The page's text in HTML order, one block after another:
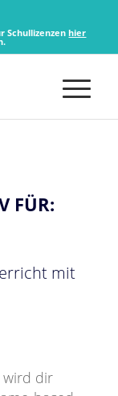
Schullizenzenhier
FÜR:
mit
dir